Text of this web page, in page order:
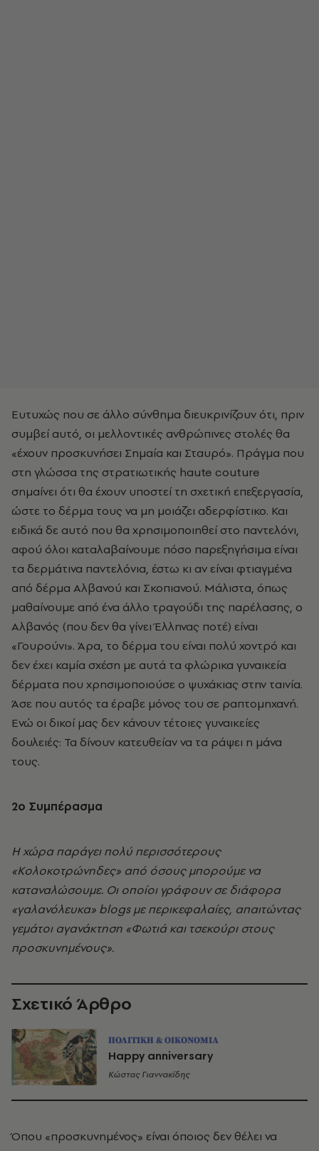
Ευτυχώς που σε άλλο σύνθημα διευκρινίζουν ότι, πριν
συμβεί αυτό, οι μελλοντικές ανθρώπινες στολές θα
«έχουν προσκυνήσει Σημαία και Σταυρό». Πράγμα που
στη γλώσσα της στρατιωτικής haute couture
σημαίνει ότι θα έχουν υποστεί τη σχετική επεξεργασία,
ώστε το δέρμα τους να μη μοιάζει αδερφίστικο. Και
ειδικά δε αυτό που θα χρησιμοποιηθεί στο παντελόνι,
αφού όλοι καταλαβαίνουμε πόσο παρεξηγήσιμα είναι
τα δερμάτινα παντελόνια, έστω κι αν είναι φτιαγμένα
από δέρμα Αλβανού και Σκοπιανού. Μάλιστα, όπως
μαθαίνουμε από ένα άλλο τραγούδι της παρέλασης, ο
Αλβανός (που δεν θα γίνει Έλληνας ποτέ) είναι
«Γουρούνι». Άρα, το δέρμα του είναι πολύ χοντρό και
δεν έχει καμία σχέση με αυτά τα φλώρικα γυναικεία
δέρματα που χρησιμοποιούσε ο ψυχάκιας στην ταινία.
Άσε που αυτός τα έραβε μόνος του σε ραπτομηχανή.
Ενώ οι δικοί μας δεν κάνουν τέτοιες γυναικείες
δουλειές: Τα δίνουν κατευθείαν να τα ράψει η μάνα
τους.
2o Συμπέρασμα
Η χώρα παράγει πολύ περισσότερους
«Κολοκοτρώνηδες» από όσους μπορούμε να
καταναλώσουμε. Οι οποίοι γράφουν σε διάφορα
«γαλανόλευκα» blogs με περικεφαλαίες, απαιτώντας
γεμάτοι αγανάκτηση «Φωτιά και τσεκούρι στους
προσκυνημένους».
Σχετικό Άρθρο
ΠΟΛΙΤΙΚΗ & ΟΙΚΟΝΟΜΙΑ
Happy anniversary
Κώστας Γιαννακίδης
Όπου «προσκυνημένος» είναι όποιος δεν θέλει να